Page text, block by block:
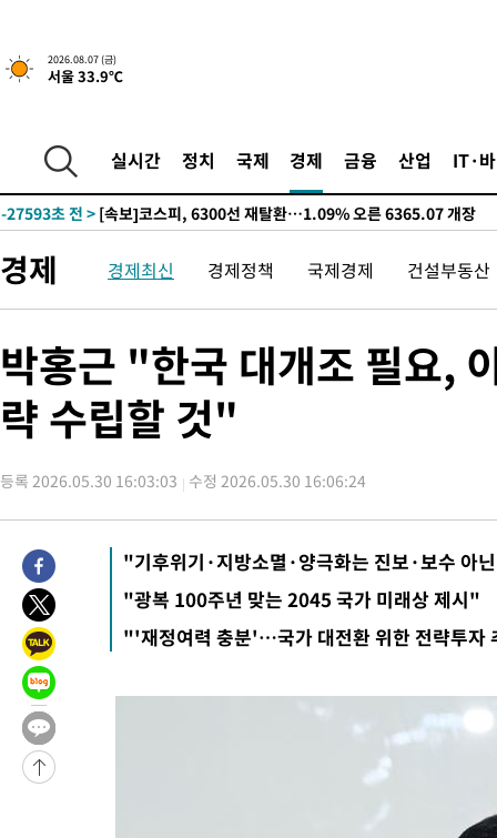
2026.08.07 (금)
서울 33.9℃
실시간 정치 국제 경제 금융 산업 IT·
-28088초 전 > [속보]합수본, '투표율 허위 입력' 중앙·서울·경기도 선관위
-27625초 전 >
[속보]코스닥, 5.95포인트(0.74%) 상승한 807.62개장
-27593초 전 >[속보]코스피, 6300선 재탈환…1.09% 오른 6365.07 개장
-24758초 전 >시리아 다마스쿠스 교외에서 미니버스 폭발.. 14명 부상, 3명
태
-24056초 전 >
입추에도 극한더위…서울 낮 39도 '폭염중대경보'
-19020초 전 >
례 큰 폭발음
발효
-15886초 전 >[속보]트럼프, 美 원정출산 금지 행정명령 서명
-13586초 전 >[속보] 뉴욕증시, 일제 하락 마감…나스닥 0.06%↓
-31270초 전 >민주 콩고 에볼라환자 4천명 돌파, 4053명 발생 1850명 사망
-30520초 전 > [속보]'300억원대 사기 혐의' 차가원 대표 구속 송치
-29714초 전 > "미 전국적 살모네라 식중독 원인은 멕시코산 할라피뇨"--
압수수색
-27863초 전 > [속보]원·달러 환율, 오전 9시 1423.8원
-27659초 전 >
[속보]삼성전자·SK하이닉스 동반 강보합…1%대 상승 출발
-27645초 전 >
[속보]코스닥, 5.95포인트(0.74%) 상승한 807.62개장
-27613초 전 >
-24778초 전 >
시리아 다마스쿠스 교외에서 미니버스 폭발.. 14명 부상, 3명
-24076초 전 >
입추에도 극한더위…서울 낮 39도 '폭염중대경보'
-19040초 전 >
이란, 호르무즈서 "적국 목표물들"과 대치로 남부 케슘섬에서
례 큰 폭발음
-17755초 전 >
[속보]美, 폴리실리콘 수입 규제…파생제품 15% 관세, 120일
경제 경제최신 경제정책 국제경제 건설부동산
박홍근 "한국 대개조 필요,
략 수립할 것"
등록 2026.05.30 16:03:03 수정 2026.05.30 16:06:24
"기후위기·지방소멸·양극화는 진보·보수 아
"광복 100주년 맞는 2045 국가 미래상 제시"
"'재정여력 충분'…국가 대전환 위한 전략투자